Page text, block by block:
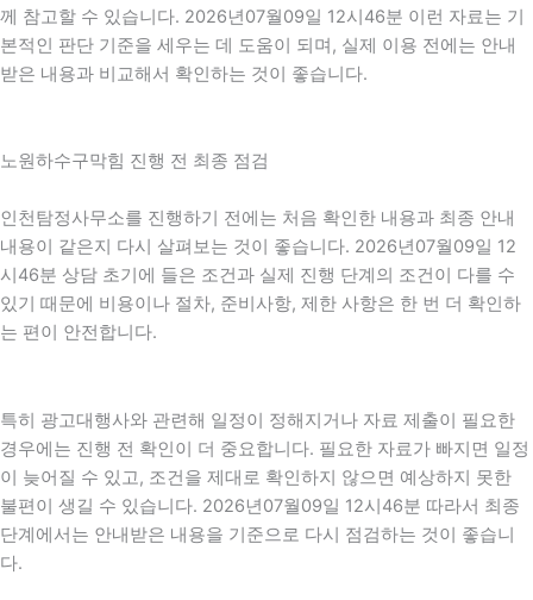
께 참고할 수 있습니다. 2026년07월09일 12시46분 이런 자료는 기
본적인 판단 기준을 세우는 데 도움이 되며, 실제 이용 전에는 안내
받은 내용과 비교해서 확인하는 것이 좋습니다.
노원하수구막힘 진행 전 최종 점검
인천탐정사무소를 진행하기 전에는 처음 확인한 내용과 최종 안내
내용이 같은지 다시 살펴보는 것이 좋습니다. 2026년07월09일 12
시46분 상담 초기에 들은 조건과 실제 진행 단계의 조건이 다를 수
있기 때문에 비용이나 절차, 준비사항, 제한 사항은 한 번 더 확인하
는 편이 안전합니다.
특히 광고대행사와 관련해 일정이 정해지거나 자료 제출이 필요한
경우에는 진행 전 확인이 더 중요합니다. 필요한 자료가 빠지면 일정
이 늦어질 수 있고, 조건을 제대로 확인하지 않으면 예상하지 못한
불편이 생길 수 있습니다. 2026년07월09일 12시46분 따라서 최종
단계에서는 안내받은 내용을 기준으로 다시 점검하는 것이 좋습니
다.